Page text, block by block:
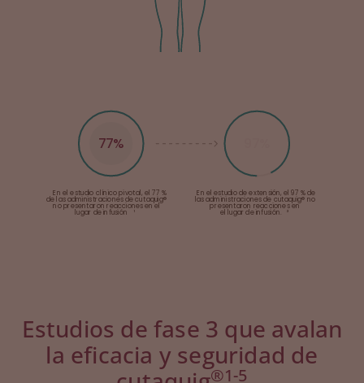
En el estudio clínico pivotal, el 77 %
de las administraciones de cutaquig®
no presentaron reacciones en el
lugar de infusión ¹ ³
En el estudio de extensión, el 97 % de
las administraciones de cutaquig® no
presentaron reacciones en
el lugar de infusión.
77%
Estudios de fase 3 que avalan
la eficacia y seguridad de
®1-5